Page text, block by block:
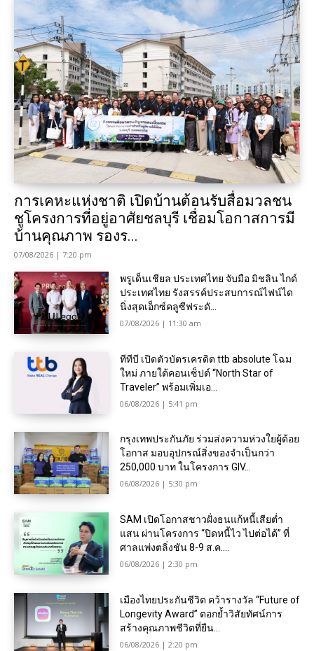
การเคหะแห่งชาติ เปิดบ้านต้อนรับสื่อมวลชน
ชูโครงการที่อยู่อาศัยชลบุรี เชื่อมโอกาสการมี
บ้านคุณภาพ รองร...
07/08/2026 | 7:20 pm
พรูเด็นเชียล ประเทศไทย จับมือ มิชลิน ไกด์
ประเทศไทย รังสรรค์ประสบการณ์ไฟน์ได
นิ่งสุดเอ็กซ์คลูซีฟระดั...
07/08/2026 | 11:30 am
ทีทีบี เปิดตัวบัตรเครดิต ttb absolute โฉม
ใหม่ ภายใต้คอนเซ็ปต์ “North Star of
Traveler” พร้อมเพิ่มเอ...
06/08/2026 | 5:41 pm
กรุงเทพประกันภัย ร่วมส่งความห่วงใยผู้ด้อย
โอกาส มอบอุปกรณ์สิ่งของจำเป็นกว่า
250,000 บาท ในโครงการ GIV...
06/08/2026 | 5:30 pm
SAM เปิดโอกาสชาวฝั่งธนแก้หนี้เสียต่ำ
แสน ผ่านโครงการ “ปิดหนี้ไว ไปต่อได้” ที่
ศาลแพ่งตลิ่งชัน 8-9 ส.ค....
06/08/2026 | 2:30 pm
เมืองไทยประกันชีวิต คว้ารางวัล “Future of
Longevity Award” ตอกย้ำวิสัยทัศน์การ
สร้างคุณภาพชีวิตที่ยืน...
06/08/2026 | 2:20 pm